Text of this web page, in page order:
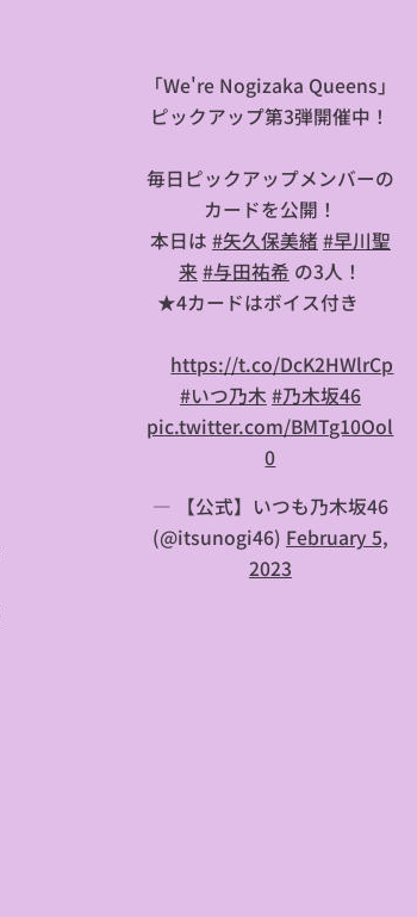
「We're Nogizaka Queens」
ピックアップ第3弾開催中！
毎日ピックアップメンバーの
カードを公開！
本日は #矢久保美緒 #早川聖
来 #与田祐希 の3人！
★4カードはボイス付き🎤
https://t.co/DcK2HWlrCp
#いつ乃木 #乃木坂46
pic.twitter.com/BMTg10Ool
0
— 【公式】いつも乃木坂46
(@itsunogi46) February 5,
2023